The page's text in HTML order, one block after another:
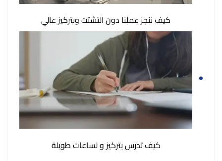
كيف ننجز عملنا دون التشتت وبتركيز عالي
كيف تدرس بتركيز و لساعات طويلة